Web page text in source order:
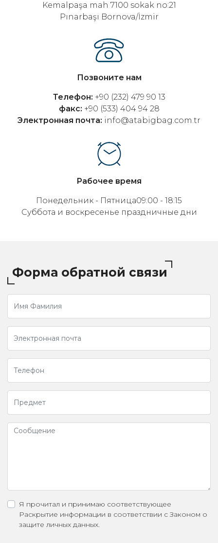
Kemalpaşa mah 7100 sokak no:21
Pınarbaşı Bornova/İzmir
Позвоните нам
Телефон: +90 (232) 479 90 13
факс: +90 (533) 404 94 28
Электронная почта: info@atabigbag.com.tr
Рабочее время
Понедельник - Пятница09:00 - 18:15
Суббота и воскресенье праздничные дни
Форма обратной связи
Я прочитал и принимаю соответствующее
Раскрытие информации в соответствии сЗаконом о
защите личных данных.